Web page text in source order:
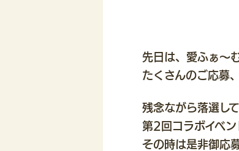
先日は、愛ふぁ〜
たくさんのご応募
残念ながら落選し
第2回コラボイベン
その時は是非御応